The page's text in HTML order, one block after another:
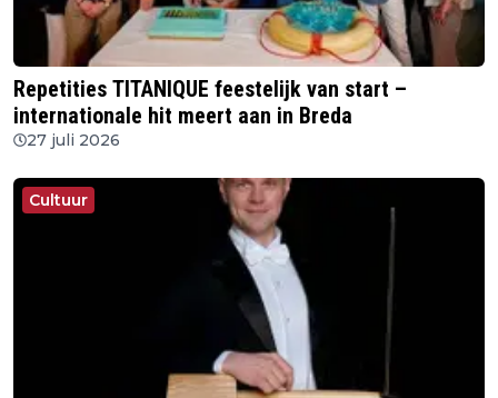
Repetities TITANIQUE feestelijk van start –
internationale hit meert aan in Breda
27 juli 2026
Cultuur